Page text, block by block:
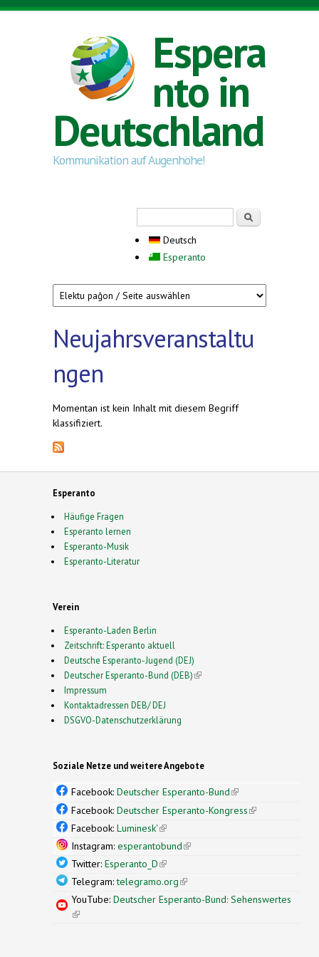
Direkt zum Inhalt
Espera
nto in
Deutschland
Kommunikation auf Augenhöhe!
Deutsch
Esperanto
Neujahrsveranstaltu
ngen
Momentan ist kein Inhalt mit diesem Begriff
klassifiziert.
Esperanto
Häufige Fragen
Esperanto lernen
Esperanto-Musik
Esperanto-Literatur
Verein
Esperanto-Laden Berlin
Zeitschrift: Esperanto aktuell
Deutsche Esperanto-Jugend (DEJ)
Deutscher Esperanto-Bund (DEB)(link is external)
Impressum
Kontaktadressen DEB/ DEJ
DSGVO-Datenschutzerklärung
Soziale Netze und weitere Angebote
Facebook: Deutscher Esperanto-Bund(link is
external)
Facebook: Deutscher Esperanto-Kongress(link is
Facebook: Luminesk'(link is external)
Instagram: esperantobund(link is external)
Twitter: Esperanto_D(link is external)
Telegram:telegramo.org(link is external)
YouTube: Deutscher Esperanto-Bund: Sehenswertes
(link is external)